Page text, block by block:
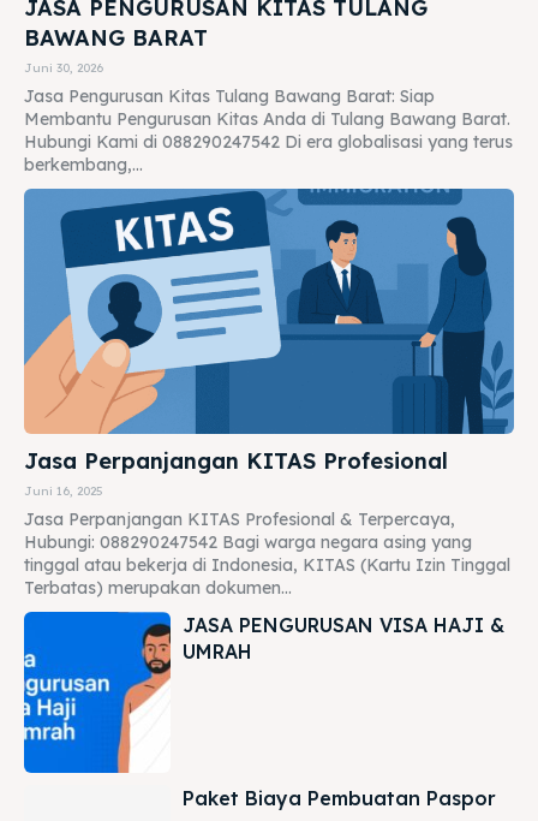
JASA PENGURUSAN KITAS TULANG
BAWANG BARAT
Juni 30, 2026
Jasa Pengurusan Kitas Tulang Bawang Barat: Siap
Membantu Pengurusan Kitas Anda di Tulang Bawang Barat.
Hubungi Kami di 088290247542 Di era globalisasi yang terus
berkembang,...
Jasa Perpanjangan KITAS Profesional
Juni 16, 2025
Jasa Perpanjangan KITAS Profesional & Terpercaya,
Hubungi: 088290247542 Bagi warga negara asing yang
tinggal atau bekerja di Indonesia, KITAS (Kartu Izin Tinggal
Terbatas) merupakan dokumen...
JASA PENGURUSAN VISA HAJI &
UMRAH
Paket Biaya Pembuatan Paspor